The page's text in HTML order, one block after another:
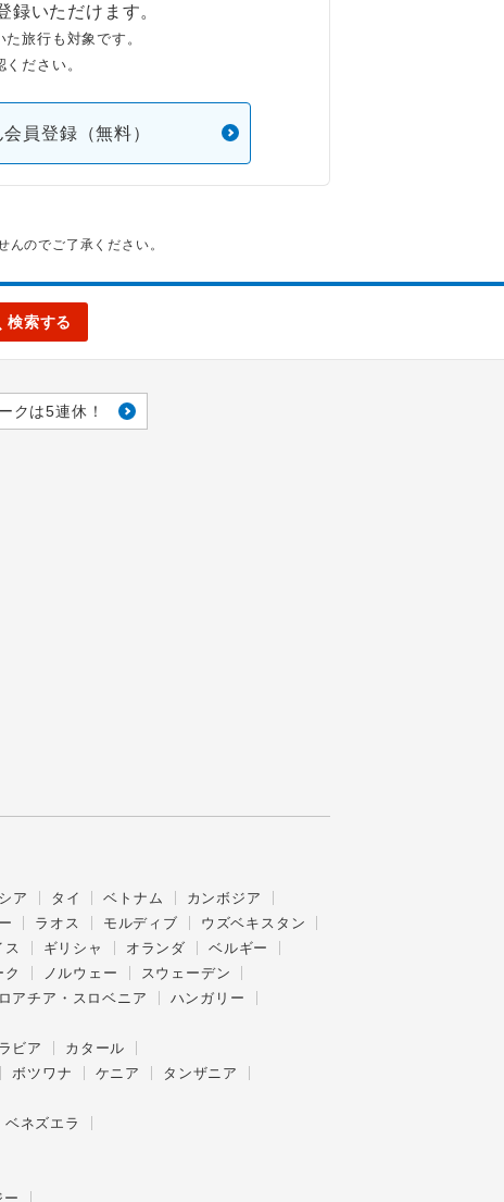
録いただけます。
旅行も対象です。
ださい。
員登録（無料）
のでご了承ください。
検索する
クは5連休！
ア タイ ベトナム
カンボジア
ラオス モルディブ
ウズベキスタン
ス ギリシャ オランダ
ベルギー
ク ノルウェー
スウェーデン
アチア・スロベニア
ハンガリー
ビア
カタール
ボツワナ ケニア
タンザニア
ベネズエラ
ー